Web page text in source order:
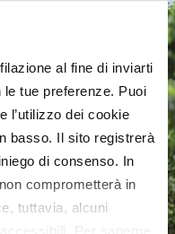
al fine di inviarti
tue preferenze. Puoi
l’utilizzo dei cookie
basso. Il sito registrerà
di consenso. In
comprometterà in
tuttavia, alcuni